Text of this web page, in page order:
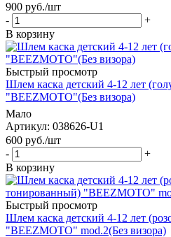
900 руб./шт
-
+
В корзину
Быстрый просмотр
Шлем каска детский 4-12 лет
"BEEZMOTO"(Без визора)
Мало
Артикул: 038626-U1
600 руб./шт
-
+
В корзину
Быстрый просмотр
Шлем каска детский 4-12 лет
"BEEZMOTO" mod.2(Без визора)